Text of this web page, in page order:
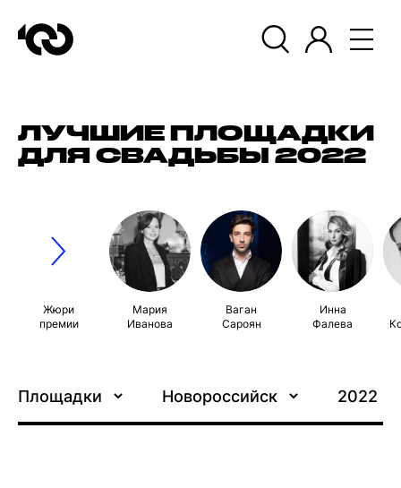
ЛУЧШИЕ ПЛОЩАДКИ
ДЛЯ СВАДЬБЫ 2022
Жюри
премии
Мария
Иванова
Ваган
Сароян
Инна
Фалева
Площадки Новороссийск 2022